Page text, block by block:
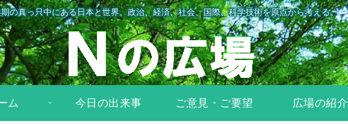
の真っ只中にある日本と世界。政治、経済、社会、国際、科学技術を原点から考える。
ム 今日の出来事 ご意見・ご要望 広場の紹介